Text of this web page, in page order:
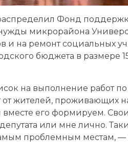
Фонд
микрорайона
и на ремонт социальных
бюджета в размере
на выполнение работ по
жителей, проживающих
вместе его формируем.
или мне лично.
проблемным местам, —